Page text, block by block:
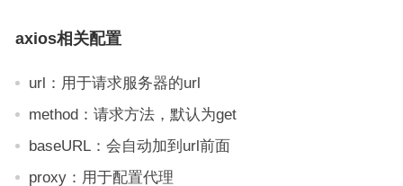
axios相关配置
url：用于请求服务器的url
method：请求方法，默认为get
baseURL：会自动加到url前面
proxy：用于配置代理